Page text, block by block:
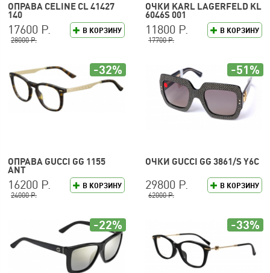
ОПРАВА CELINE CL 41427
140
В КОРЗИНУ
17600 Р.
28000 Р.
ОЧКИ KARL LAGERFELD KL
6046S 001
В КОРЗИНУ
11800 Р.
17700 Р.
ОПРАВА GUCCI GG 1155
ANT
В КОРЗИНУ
16200 Р.
24000 Р.
-32%
ОЧКИ GUCCI GG 3861/S Y6C
В КОРЗИНУ
29800 Р.
62000 Р.
-51%
-22% -33%